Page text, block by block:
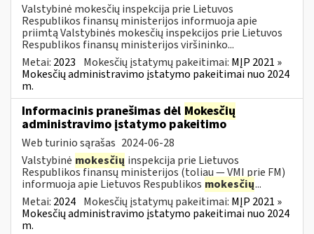
Valstybinė mokesčių inspekcija prie Lietuvos
Respublikos finansų ministerijos informuoja apie
priimtą Valstybinės mokesčių inspekcijos prie Lietuvos
Respublikos finansų ministerijos viršininko...
Metai: 2023 Mokesčių įstatymų pakeitimai: MĮP 2021 »
Mokesčių administravimo įstatymo pakeitimai nuo 2024
m.
Informacinis pranešimas dėl Mokesčių
administravimo įstatymo pakeitimo
Web turinio sąrašas 2024-06-28
Valstybinė mokesčių inspekcija prie Lietuvos
Respublikos finansų ministerijos (toliau — VMI prie FM)
informuoja apie Lietuvos Respublikos mokesčių...
Metai: 2024 Mokesčių įstatymų pakeitimai: MĮP 2021 »
Mokesčių administravimo įstatymo pakeitimai nuo 2024
m.